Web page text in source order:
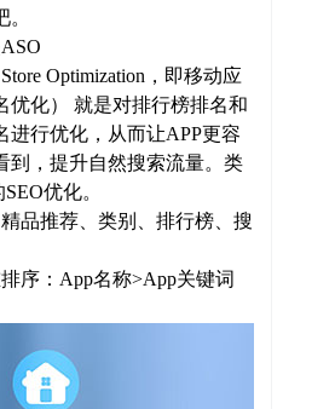
Optimization，即移动应
优化） 就是对排行榜排名和
进行优化，从而让APP更容
到，提升自然搜索流量。类
优化。
品推荐、类别、排行榜、搜
序：App名称>App关键词